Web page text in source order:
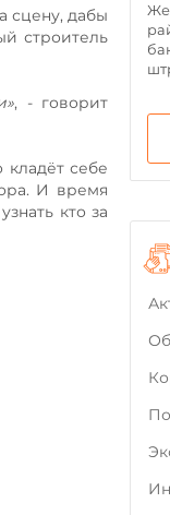
сцену, дабы
строитель
, - говорит
кладёт себе
И время
кто за